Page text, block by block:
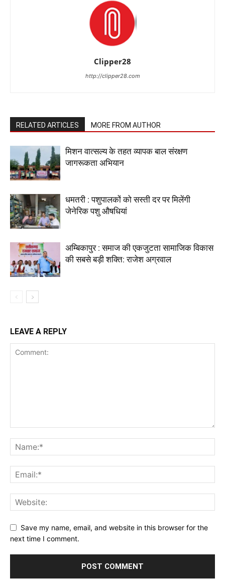
Clipper28
http://clipper28.com
RELATED ARTICLES MORE FROM AUTHOR
मिशन वात्सल्य के तहत व्यापक बाल संरक्षण
जागरूकता अभियान
धमतरी : पशुपालकों को सस्ती दर पर मिलेंगी
जेनेरिक पशु औषधियां
अम्बिकापुर : समाज की एकजुटता सामाजिक विकास
की सबसे बड़ी शक्ति: राजेश अग्रवाल
LEAVE A REPLY
Save my name, email, and website in this browser for the
next time I comment.